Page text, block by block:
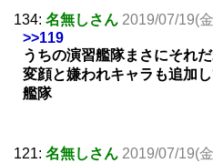
134: 名無しさん 2019/07/19(
>>119
うちの演習艦隊まさにそれ
変顔と嫌われキャラも追加
艦隊
121: 名無しさん 2019/07/19(